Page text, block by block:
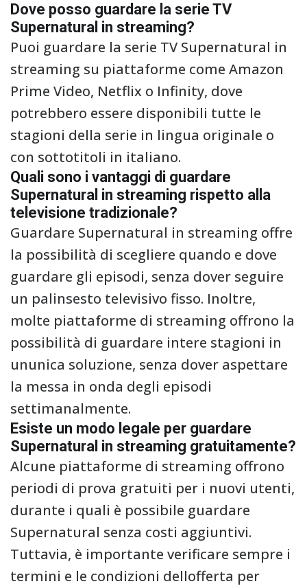
Dove posso guardare la serie TV
Supernatural in streaming?
Puoi guardare la serie TV Supernatural in
streaming su piattaforme come Amazon
Prime Video, Netflix o Infinity, dove
potrebbero essere disponibili tutte le
stagioni della serie in lingua originale o
con sottotitoli in italiano.
Quali sono i vantaggi di guardare
Supernatural in streaming rispetto alla
televisione tradizionale?
Guardare Supernatural in streaming offre
la possibilità di scegliere quando e dove
guardare gli episodi, senza dover seguire
un palinsesto televisivo fisso. Inoltre,
molte piattaforme di streaming offrono la
possibilità di guardare intere stagioni in
ununica soluzione, senza dover aspettare
la messa in onda degli episodi
settimanalmente.
Esiste un modo legale per guardare
Supernatural in streaming gratuitamente?
Alcune piattaforme di streaming offrono
periodi di prova gratuiti per i nuovi utenti,
durante i quali è possibile guardare
Supernatural senza costi aggiuntivi.
Tuttavia, è importante verificare sempre i
termini e le condizioni dellofferta per